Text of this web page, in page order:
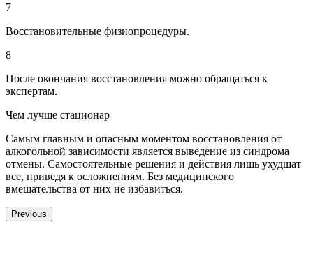
7
Восстановительные физиопроцедуры.
8
После окончания восстановления можно обращаться к
экспертам.
Чем лучше стационар
Самым главным и опасным моментом восстановления от
алкогольной зависимости является выведение из синдрома
отмены. Самостоятельные решения и действия лишь ухудшат
все, приведя к осложнениям. Без медицинского
вмешательства от них не избавиться.
Previous